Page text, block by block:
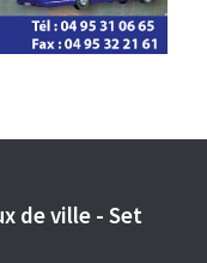
de ville - Set